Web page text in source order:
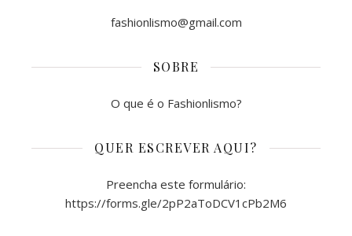
fashionlismo@gmail.com
SOBRE
O que é o Fashionlismo?
QUER ESCREVER AQUI?
Preencha este formulário:
https://forms.gle/2pP2aToDCV1cPb2M6